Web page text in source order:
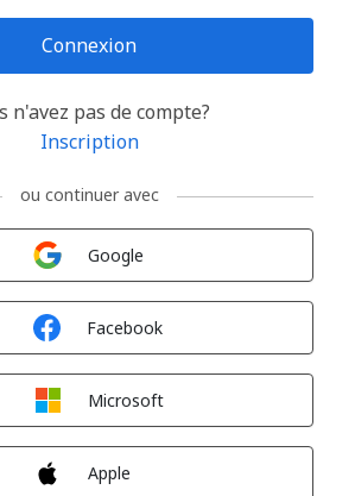
Connexion
n'avez pas de compte?
Inscription
ou continuer avec
Google
Facebook
Microsoft
Apple